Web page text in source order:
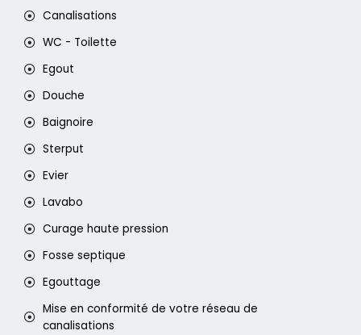
Canalisations
WC - Toilette
Egout
Douche
Baignoire
Sterput
Evier
Lavabo
Curage haute pression
Fosse septique
Egouttage
Mise en conformité de votre réseau de
canalisations